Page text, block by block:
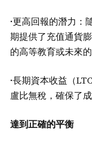
·更高回報的潛力：
期提供了充值通貨
的高等教育或未來的
·長期資本收益（
盧比無稅，確保了
達到正確的平衡